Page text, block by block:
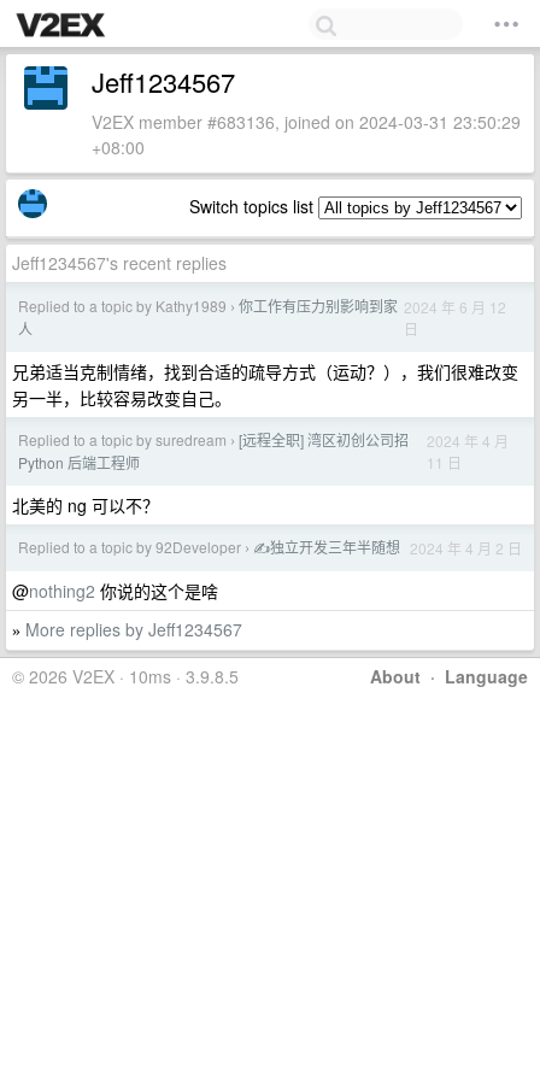
Jeff1234567
V2EX member #683136, joined on 2024-03-31 23:50:29
+08:00
Switch topics list
Jeff1234567's recent replies
Replied to a topic by Kathy1989 › 你工作有压力别影响到家
人
2024 年 6 月 12
日
兄弟适当克制情绪，找到合适的疏导方式（运动？），我们很难改变
另一半，比较容易改变自己。
Replied to a topic by suredream › [远程全职] 湾区初创公司招
Python 后端工程师
2024 年 4 月
11 日
北美的 ng 可以不？
Replied to a topic by 92Developer › ✍独立开发三年半随想 2024 年 4 月 2 日
@nothing2 你说的这个是啥
» More replies by Jeff1234567
About · Language
© 2026 V2EX · 10ms · 3.9.8.5